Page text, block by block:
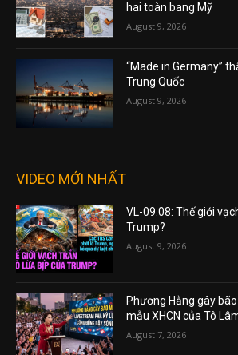
hai toàn bang Mỹ
August 9, 2026
“Made in Germany”
Trung Quốc
August 9, 2026
VIDEO MỚI NHẤT
VL-09.08: Thế giới
Trump?
August 9, 2026
Phương Hằng gây
mẫu XHCN của Tô
August 7, 2026